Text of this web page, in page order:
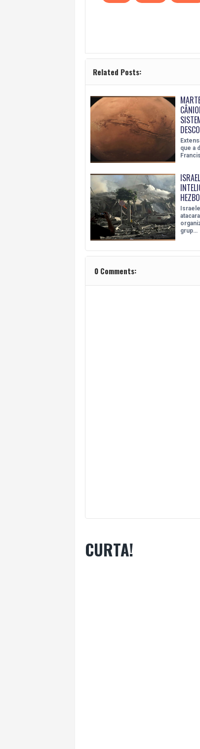
Related Posts:
que a
grup…
0 Comments:
CURTA!